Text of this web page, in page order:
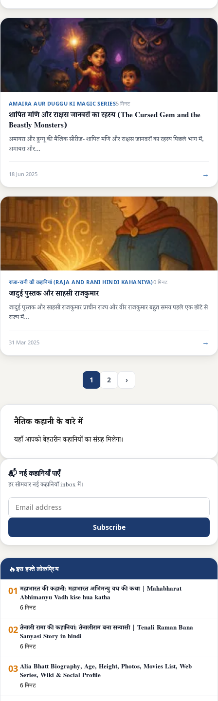
AMAIRA AUR DUGGU KI MAGIC SERIES5 मिनट
शापित मणि और राक्षस जानवरों का रहस्य (The Cursed Gem and the
Beastly Monsters)
अमायरा और डुग्गू की मैजिक सीरीज- शापित मणि और राक्षस जानवरों का रहस्य पिछले भाग में,
अमायरा और…
18 Jun 2025 →
राजा-रानी की कहानियां (RAJA AND RANI HINDI KAHANIYA)0 मिनट
जादुई पुस्तक और साहसी राजकुमार
जादुई पुस्तक और साहसी राजकुमार प्राचीन राज्य और वीर राजकुमार बहुत समय पहले एक छोटे से
राज्य में…
31 Mar 2025 →
1 2 ›
नैतिक कहानी के बारे में
यहाँ आपको बेहतरीन कहानियों का संग्रह मिलेगा।
📬 नई कहानियाँ पाएँ
हर सोमवार नई कहानियाँ inbox में।
Subscribe
🔥इस हफ्ते लोकप्रिय
01 महाभारत की कहानी: महाभारत अभिमन्यु वध की कथा | Mahabharat
Abhimanyu Vadh kise hua katha
6 मिनट
02 तेनाली रामा की कहानियां: तेनालीराम बना सन्यासी | Tenali Raman Bana
Sanyasi Story in hindi
6 मिनट
03 Alia Bhatt Biography, Age, Height, Photos, Movies List, Web
Series, Wiki & Social Profile
6 मिनट